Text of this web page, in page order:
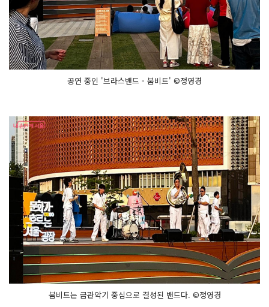
공연 중인 '브라스밴드 - 붐비트' ©정영경
붐비트는 금관악기 중심으로 결성된 밴드다. ©정영경